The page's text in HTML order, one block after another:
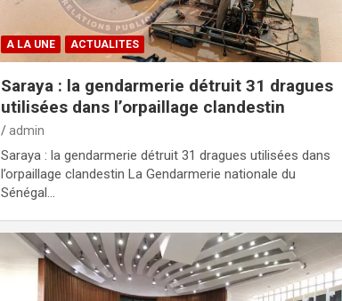
A LA UNE ACTUALITES
Saraya : la gendarmerie détruit 31 dragues
utilisées dans l’orpaillage clandestin
admin
Saraya : la gendarmerie détruit 31 dragues utilisées dans
l’orpaillage clandestin La Gendarmerie nationale du
Sénégal…